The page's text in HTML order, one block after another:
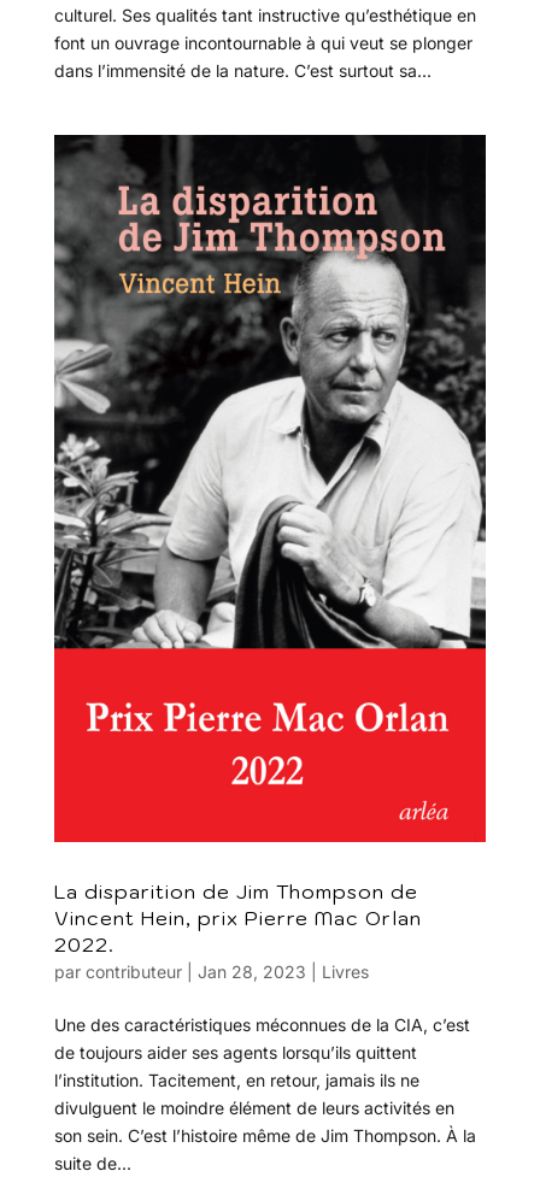
culturel. Ses qualités tant instructive qu’esthétique en
font un ouvrage incontournable à qui veut se plonger
dans l’immensité de la nature. C’est surtout sa...
La disparition de Jim Thompson de
Vincent Hein, prix Pierre Mac Orlan
2022.
par contributeur| Jan 28, 2023 Livres
Une des caractéristiques méconnues de la CIA, c’est
de toujours aider ses agents lorsqu’ils quittent
l’institution. Tacitement, en retour, jamais ils ne
divulguent le moindre élément de leurs activités en
son sein. C’est l’histoire même de Jim Thompson. À la
suite de...